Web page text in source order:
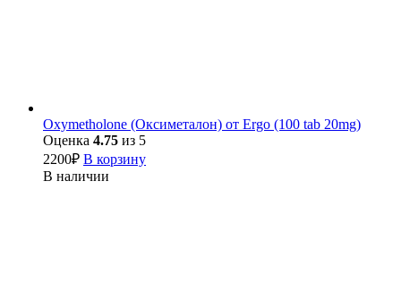
Oxymetholone (Оксиметалон) от Ergo (100 tab 20mg)
Оценка 4.75 из 5
2200₽ В корзину
В наличии